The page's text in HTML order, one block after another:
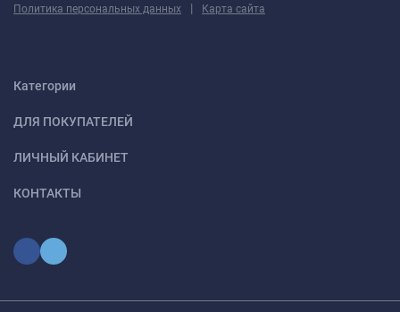
Политика персональных данных | Карта сайта
Категории
ДЛЯ ПОКУПАТЕЛЕЙ
ЛИЧНЫЙ КАБИНЕТ
КОНТАКТЫ